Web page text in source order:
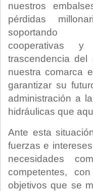
nuestros
pérdidas
soportando
cooperativas
trascendencia del
nuestra comarca
garantizar su
administración a
hidráulicas que
Ante esta
fuerzas e
necesidades
competentes,
objetivos que se